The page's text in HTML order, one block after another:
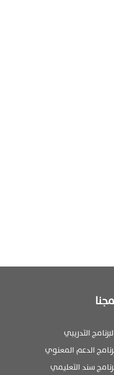
التدريبي
الدعم المعنوي
سند التعليمي